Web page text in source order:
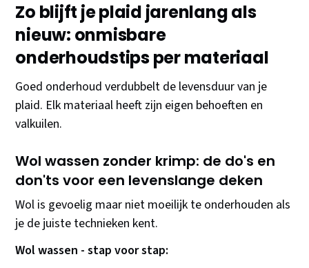
Zo blijft je plaid jarenlang als
nieuw: onmisbare
onderhoudstips per materiaal
Goed onderhoud verdubbelt de levensduur van je
plaid. Elk materiaal heeft zijn eigen behoeften en
valkuilen.
Wol wassen zonder krimp: de do's en
don'ts voor een levenslange deken
Wol is gevoelig maar niet moeilijk te onderhouden als
je de juiste technieken kent.
Wol wassen - stap voor stap: